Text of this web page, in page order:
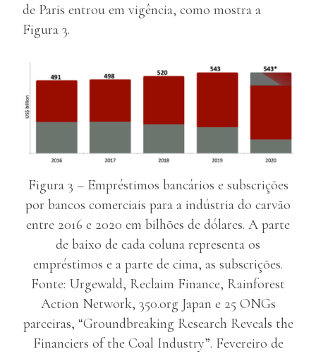
de Paris entrou em vigência, como mostra a
Figura 3.
Figura 3 – Empréstimos bancários e subscrições
por bancos comerciais para a indústria do carvão
entre 2016 e 2020 em bilhões de dólares. A parte
de baixo de cada coluna representa os
empréstimos e a parte de cima, as subscrições.
Fonte: Urgewald, Reclaim Finance, Rainforest
Action Network, 350.org Japan e 25 ONGs
parceiras, “Groundbreaking Research Reveals the
Financiers of the Coal Industry”. Fevereiro de